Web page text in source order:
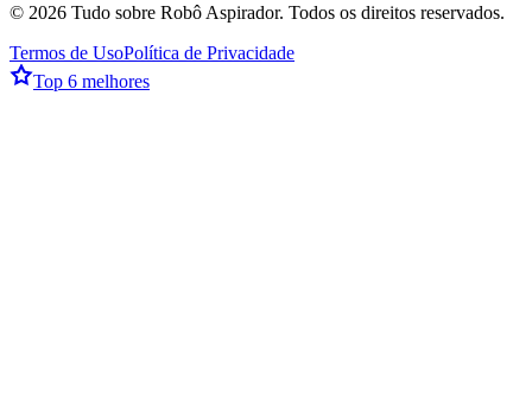
© 2026 Tudo sobre Robô Aspirador. Todos os direitos reservados.
Termos de UsoPolítica de Privacidade
Top 6 melhores